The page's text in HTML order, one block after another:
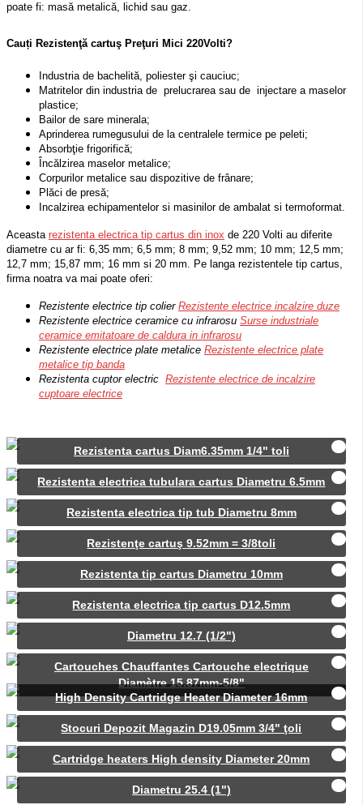
poate fi: masă metalică, lichid sau gaz.
Cauți Rezistenţă cartuş Preţuri Mici 220Volti?
Industria de bachelită, poliester şi cauciuc;
Matritelor din industria de prelucrarea sau de injectare a maselor
plastice;
Bailor de sare minerala;
Aprinderea rumegusului de la centralele termice pe peleti;
Absorbţie frigorifică;
Încălzirea maselor metalice;
Corpurilor metalice sau dispozitive de frânare;
Plăci de presă;
Incalzirea echipamentelor si masinilor de ambalat si termoformat.
Aceasta rezistenta electrica tip cartus din inox de 220 Volti au diferite
diametre cu ar fi: 6,35 mm; 6,5 mm; 8 mm; 9,52 mm; 10 mm; 12,5 mm;
12,7 mm; 15,87 mm; 16 mm si 20 mm. Pe langa rezistentele tip cartus,
firma noatra va mai poate oferi:
Rezistente electrice tip colier Rezistente electrice incalzire duze
Rezistente electrice ceramice cu infrarosu Surse industriale
ceramice emitatoare de caldura in infrarosu
Rezistente electrice plate metalice Rezistente electrice plate
metalice tip banda
Rezistenta cuptor electric Rezistente electrice de incalzire
cuptoare electrice
Rezistenta cartus Diam6.35mm 1/4" toli
Rezistenta electrica tubulara cartus Diametru 6.5mm
Rezistenta electrica tip tub Diametru 8mm
Rezistenţe cartuş 9.52mm = 3/8toli
Rezistenta tip cartus Diametru 10mm
Rezistenta electrica tip cartus D12.5mm
Diametru 12.7 (1/2")
Cartouches Chauffantes Cartouche electrique
Diamètre 15.87mm-5/8"
High Density Cartridge Heater Diameter 16mm
Stocuri Depozit Magazin D19.05mm 3/4" ţoli
Cartridge heaters High density Diameter 20mm
Diametru 25.4 (1")